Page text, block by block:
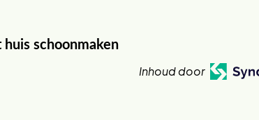
schoonmaken
Inhoud door